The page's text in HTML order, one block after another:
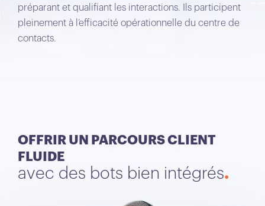
préparant et qualifiant les interactions. Ils participent
pleinement à l’efficacité opérationnelle du centre de
contacts.
OFFRIR UN PARCOURS CLIENT
FLUIDE
avec des bots bien intégrés